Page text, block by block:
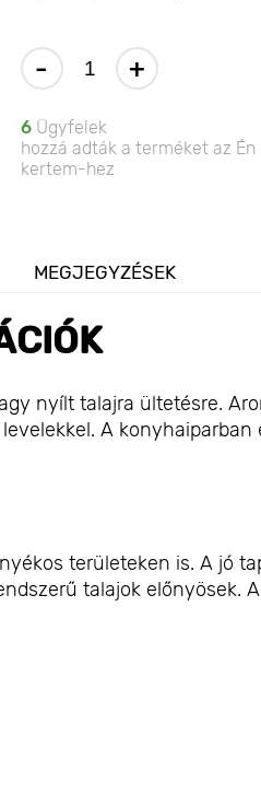
- +
6 Ügyfelek
hozzá adták a terméket az Én
kertem-hez
MEGJEGYZÉSEK
nyílt talajra ültetésre.
A konyhaiparban
területeken is. A jó
talajok előnyösek.